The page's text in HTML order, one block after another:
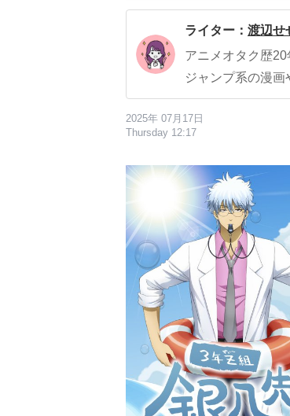
ライター： 渡辺せ
アニメオタク歴
ジャンプ系の漫画
2025年 07月17日
Thursday 12:17